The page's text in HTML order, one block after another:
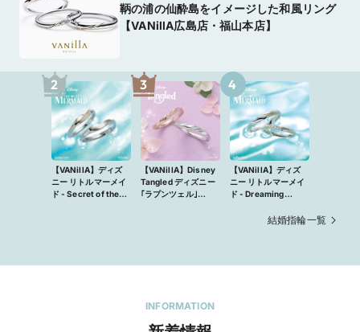
鞆の浦の仙酔島をイメージした和風リング
【VANillA広島店・福山本店】
2
【VANillA】ディズ
ニー リトルマーメイ
ド - Secret of the
3
【VANillA】Disney
Tangled ディズニー
｢ラプンツェル｣
4
【VANillA】ディズ
ニー リトルマーメイ
ド - Dreaming
マーメイド-結婚指輪一覧
INFORMATION